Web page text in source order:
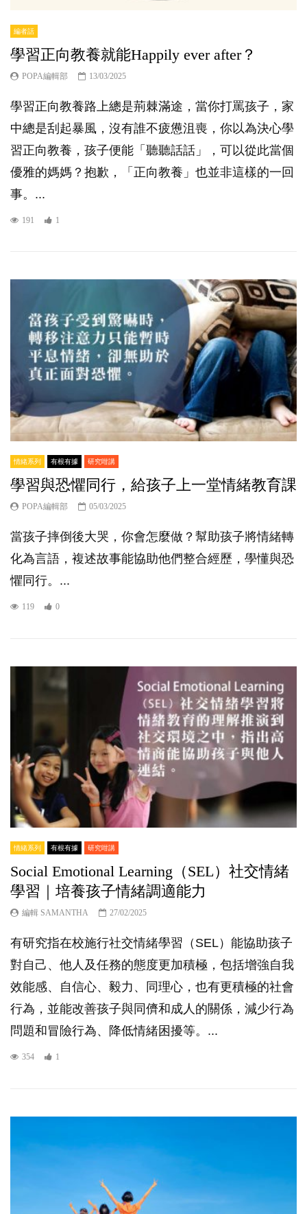
編者話
學習正向教養就能Happily ever after？
POPA編輯部 13/03/2025
學習正向教養路上總是荊棘滿途，當你打罵孩子，家
中總是刮起暴風，沒有誰不疲憊沮喪，你以為決心學
習正向教養，孩子便能「聽聽話話」，可以從此當個
優雅的媽媽？抱歉，「正向教養」也並非這樣的一回
事。...
191 1
情緒系列 有根有據 研究咁講
學習與恐懼同行，給孩子上一堂情緒教育課
POPA編輯部 05/03/2025
當孩子摔倒後大哭，你會怎麼做？幫助孩子將情緒轉
化為言語，複述故事能協助他們整合經歷，學懂與恐
懼同行。...
119 0
情緒系列 有根有據 研究咁講
Social Emotional Learning（SEL）社交情緒
學習｜培養孩子情緒調適能力
編輯 SAMANTHA 27/02/2025
有研究指在校施行社交情緒學習（SEL）能協助孩子
對自己、他人及任務的態度更加積極，包括增強自我
效能感、自信心、毅力、同理心，也有更積極的社會
行為，並能改善孩子與同儕和成人的關係，減少行為
問題和冒險行為、降低情緒困擾等。...
354 1